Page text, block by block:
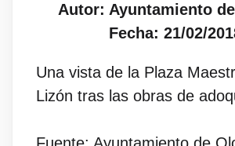
Autor: Ayuntamiento
Fecha: 21/02/
Una vista de la Plaza
Lizón tras las obras de